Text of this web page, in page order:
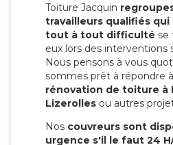
Toiture Jacquin
travailleurs qualifiés
tout à tout difficulté se
eux lors des interventions
Nous pensons à vous
sommes prêt à répondre
rénovation de toiture à
Lizerolles ou autres
Nos couvreurs sont
urgence s'il le faut 24